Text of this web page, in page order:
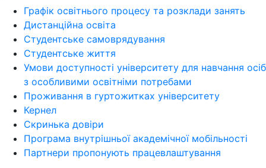
Графік освітнього процесу та розклади занять
Дистанційна освіта
Студентське самоврядування
Студентське життя
Умови доступності університету для навчання осіб
з особливими освітніми потребами
Проживання в гуртожитках університету
Кернел
Скринька довіри
Програма внутрішньої академічної мобільності
Партнери пропонують працевлаштування